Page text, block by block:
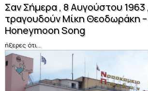
Σαν Σήμερα , 8 Αυγούστου 1963
τραγουδούν Μίκη Θεοδωράκη –
Honeymoon Song
ήξερες ότι...